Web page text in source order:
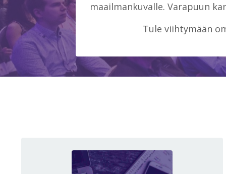
maailmankuvalle. Varapuun
Tule viihtymään